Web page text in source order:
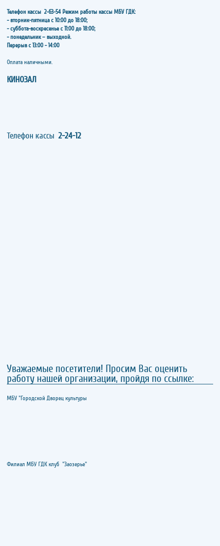
Телефон кассы 2-63-54 Режим работы кассы МБУ ГДК:
- вторник-пятница с 10:00 до 18:00;
- суббота-воскресенье с 11:00 до 18:00;
- понедельник – выходной.
Перерыв с 13:00 - 14:00
​​​​​​​Оплата наличными.
КИНОЗАЛ
Телефон кассы 2-24-12
Уважаемые посетители! Просим Вас оценить
работу нашей организации, пройдя по ссылке:
МБУ "Городской Дворец культуры
Филиал МБУ ГДК клуб "Заозерье"